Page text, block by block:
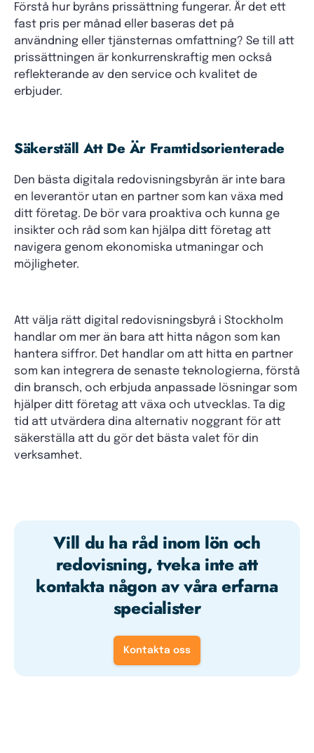
Förstå hur byråns prissättning fungerar. Är det ett
fast pris per månad eller baseras det på
användning eller tjänsternas omfattning? Se till att
prissättningen är konkurrenskraftig men också
reflekterande av den service och kvalitet de
erbjuder.
Säkerställ Att De Är Framtidsorienterade
Den bästa digitala redovisningsbyrån är inte bara
en leverantör utan en partner som kan växa med
ditt företag. De bör vara proaktiva och kunna ge
insikter och råd som kan hjälpa ditt företag att
navigera genom ekonomiska utmaningar och
möjligheter.
Att välja rätt digital redovisningsbyrå i Stockholm
handlar om mer än bara att hitta någon som kan
hantera siffror. Det handlar om att hitta en partner
som kan integrera de senaste teknologierna, förstå
din bransch, och erbjuda anpassade lösningar som
hjälper ditt företag att växa och utvecklas. Ta dig
tid att utvärdera dina alternativ noggrant för att
säkerställa att du gör det bästa valet för din
verksamhet.
Vill du ha råd inom lön och
redovisning, tveka inte att
kontakta någon av våra erfarna
specialister
Kontakta oss